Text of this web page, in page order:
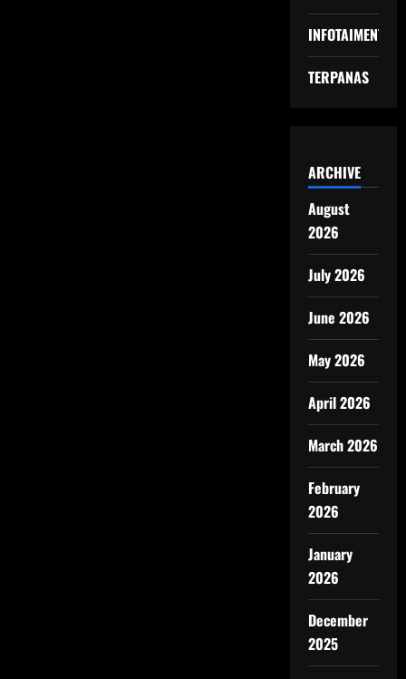
INFOTAIMENT
TERPANAS
ARCHIVE
August
2026
July 2026
June 2026
May 2026
April 2026
March 2026
February
2026
January
2026
December
2025